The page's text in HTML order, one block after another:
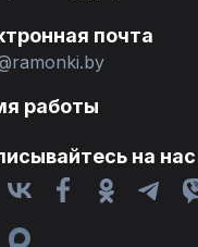
почта
работы
на нас